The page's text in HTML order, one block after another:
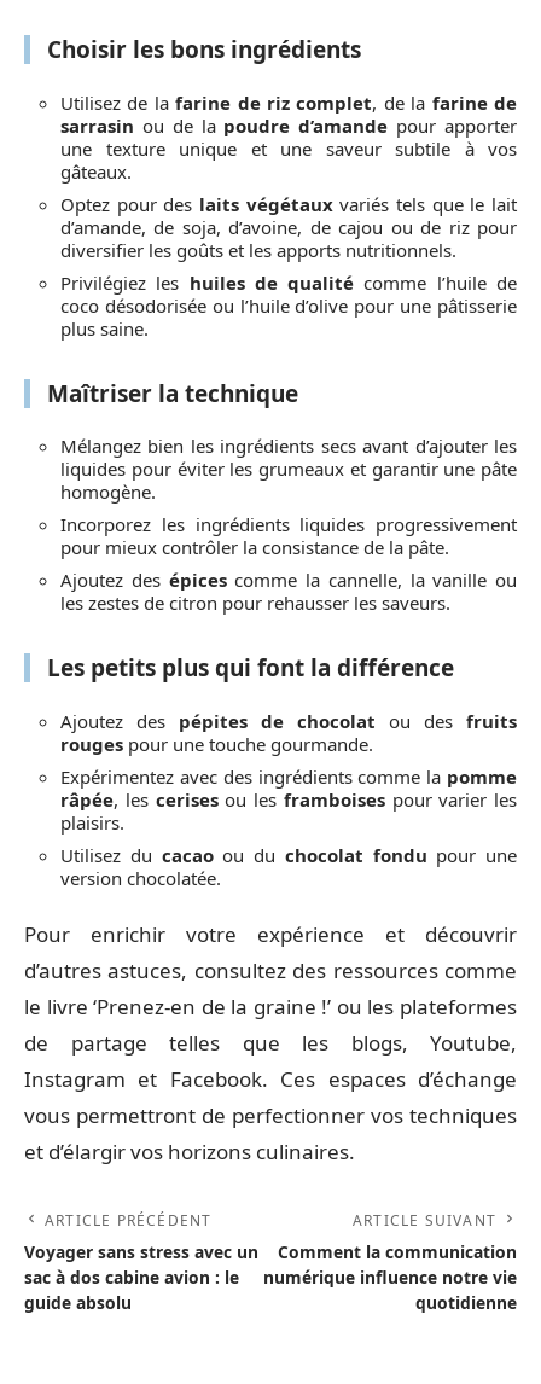
Choisir les bons ingrédients
Utilisez de lafarine de riz complet, de la farine de
sarrasin ou de la poudre d’amande pour apporter
une texture unique et une saveur subtile à vos
gâteaux.
Optez pour des laits végétauxvariés tels que le lait
d’amande, de soja, d’avoine, de cajou ou de riz pour
diversifier les goûts et les apports nutritionnels.
Privilégiez les huiles de qualité comme l’huile de
coco désodorisée ou l’huile d’olive pour une pâtisserie
plus saine.
Maîtriser la technique
Mélangez bien les ingrédients secs avant d’ajouter les
liquides pour éviter les grumeaux et garantir une pâte
homogène.
Incorporez les ingrédients liquides progressivement
pour mieux contrôler la consistance de la pâte.
Ajoutez des épicescomme la cannelle, la vanille ou
les zestes de citron pour rehausser les saveurs.
Les petits plus qui font la différence
Ajoutez des pépites de chocolat ou des fruits
rouges pour une touche gourmande.
Expérimentez avec des ingrédients comme la pomme
râpée, les cerisesou les framboisespour varier les
plaisirs.
Utilisez du cacaoou du chocolat fondu pour une
version chocolatée.
Pour enrichir votre expérience et découvrir
d’autres astuces, consultez des ressources comme
le livre ‘Prenez-en de la graine !’ ou les plateformes
de partage telles que les blogs, Youtube,
Instagram et Facebook. Ces espaces d’échange
vous permettront de perfectionner vos techniques
et d’élargir vos horizons culinaires.
ARTICLE PRÉCÉDENT
Voyager sans stress avec un
sac à dos cabine avion : le
guide absolu
ARTICLE SUIVANT
Comment la communication
numérique influence notre vie
quotidienne